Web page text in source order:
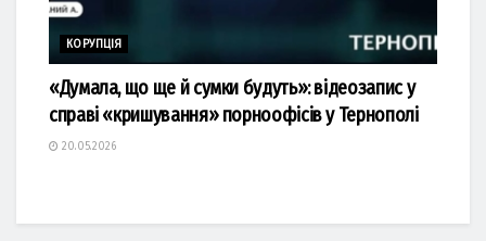
КОРУПЦІЯ
«Думала, що ще й сумки будуть»: відеозапис у
справі «кришування» порноофісів у Тернополі
20.05.2026